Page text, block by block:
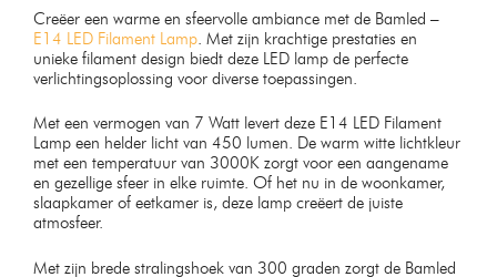
Creëer een warme en sfeervolle ambiance met de Bamled –
E14 LED Filament Lamp. Met zijn krachtige prestaties en
unieke filament design biedt deze LED lamp de perfecte
verlichtingsoplossing voor diverse toepassingen.
Met een vermogen van 7 Watt levert deze E14 LED Filament
Lamp een helder licht van 450 lumen. De warm witte lichtkleur
met een temperatuur van 3000K zorgt voor een aangename
en gezellige sfeer in elke ruimte. Of het nu in de woonkamer,
slaapkamer of eetkamer is, deze lamp creëert de juiste
atmosfeer.
Met zijn brede stralingshoek van 300 graden zorgt de Bamled